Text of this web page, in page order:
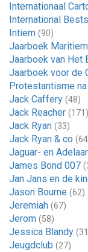
Internationaal
International
Intiem (90)
Jaarboek
Jaarboek van Het
Jaarboek voor de
Protestantisme
Jack Caffery (48)
Jack Reacher (171)
Jack Ryan (33)
Jack Ryan & co
Jaguar- en
James Bond 007
Jan Jans en de
Jason Bourne (62)
Jeremiah (67)
Jerom (58)
Jessica Blandy
Jeugdclub (27)